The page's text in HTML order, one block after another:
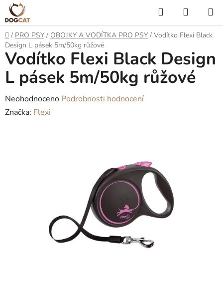
Přejít
na
obsah
Hledat
KOŠÍK
Domů
/ PRO PSY / OBOJKY A VODÍTKA PRO PSY / Vodítko Flexi Black
Design L pásek 5m/50kg růžové
Vodítko Flexi Black Design
L pásek 5m/50kg růžové
Průměrné
hodnocení
Neohodnoceno Podrobnosti hodnocení
Značka: Flexi